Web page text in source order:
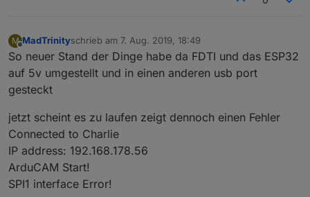
M MadTrinityschrieb am 7. Aug. 2019, 18:49
zuletzt editiert von
So neuer Stand der Dinge habe da FDTI und das ESP32
auf 5v umgestellt und in einen anderen usb port
gesteckt
jetzt scheint es zu laufen zeigt dennoch einen Fehler
Connected to Charlie
IP address: 192.168.178.56
ArduCAM Start!
SPI1 interface Error!